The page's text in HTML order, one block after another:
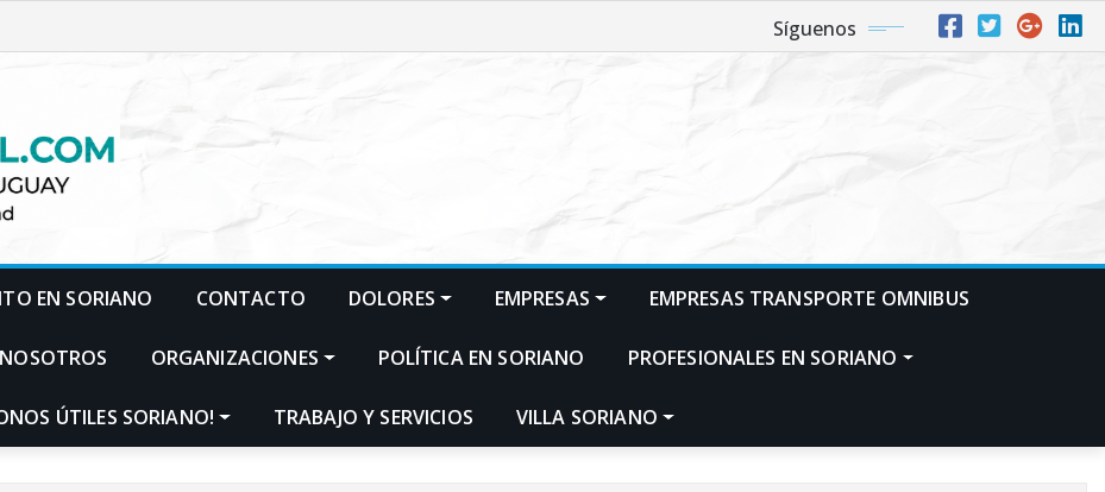
Síguenos
EN SORIANO CONTACTO DOLORES EMPRESAS EMPRESAS TRANSPORTE OMNIBUS
NOSOTROS ORGANIZACIONES POLÍTICA EN SORIANO PROFESIONALES EN SORIANO
ÚTILES SORIANO! TRABAJO Y SERVICIOS VILLA SORIANO